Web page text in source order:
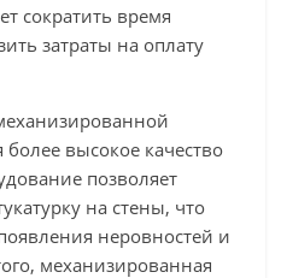
сократить время
затраты на оплату
более высокое качество
позволяет
на стены, что
неровностей и
механизированная